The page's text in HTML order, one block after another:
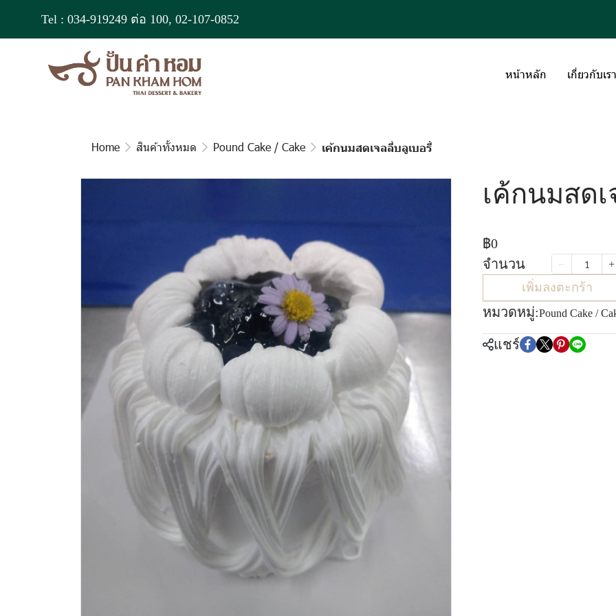
Tel : 034-919249 ต่อ 100, 02-107-0852
หน้าหลัก เกี่ยวกับเรา
Home สินค้าทั้งหมด Pound Cake / Cake เค้กนมสดเจลลี่บลูเบอรี่่
เค้กนมสด
฿0
จำนวน
เพิ่มลงตะกร้า
หมวดหมู่:Pound Cake /
แชร์